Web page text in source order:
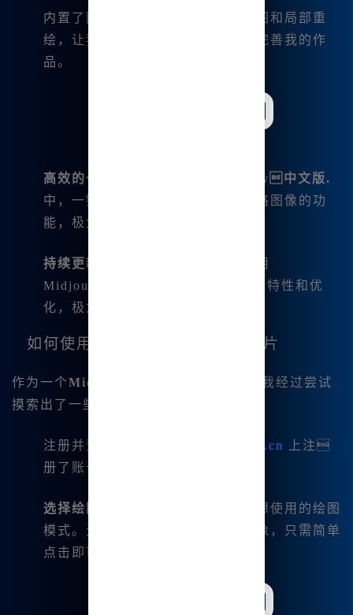
内置了图像编辑功能，如微调、扩图和局部重
绘，让我能够根据需求不断修改和完善我的作
品。
高效的一键👍操作
Midjour ney中文版.
中，一键分割图片和下载四张四宫格图像的功
能，极大地提高了我的创作效率。
持续更新和新版本支持
：我一直在用
Midjourney V6.1，它包含了最新的特性和优
化，极为推荐。
如何使用Midjourney生成高清图片
作为一个Midjourney中文绘画
的新手，我经过尝试
摸索出了一些简单的使用步骤：
注册并登录：首先，我在 www.bzu.cn
上注
册了账号，进入平台，体验流畅。
选择绘图模式
：在主界面上选择我想使用的绘图
模式。无论是静态图像还是动态图像，只需简单
点击即可进行选择。